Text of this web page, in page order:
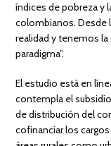
índices de pobreza y
colombianos. Desde
realidad y tenemos la
paradigma”.
El estudio está en
contempla el
de distribución del
cofinanciar los